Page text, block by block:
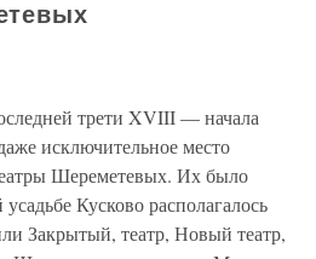
трети XVIII — начала
исключительное место
Шереметевых. Их было
Кусково располагалось
Закрытый, театр, Новый театр,